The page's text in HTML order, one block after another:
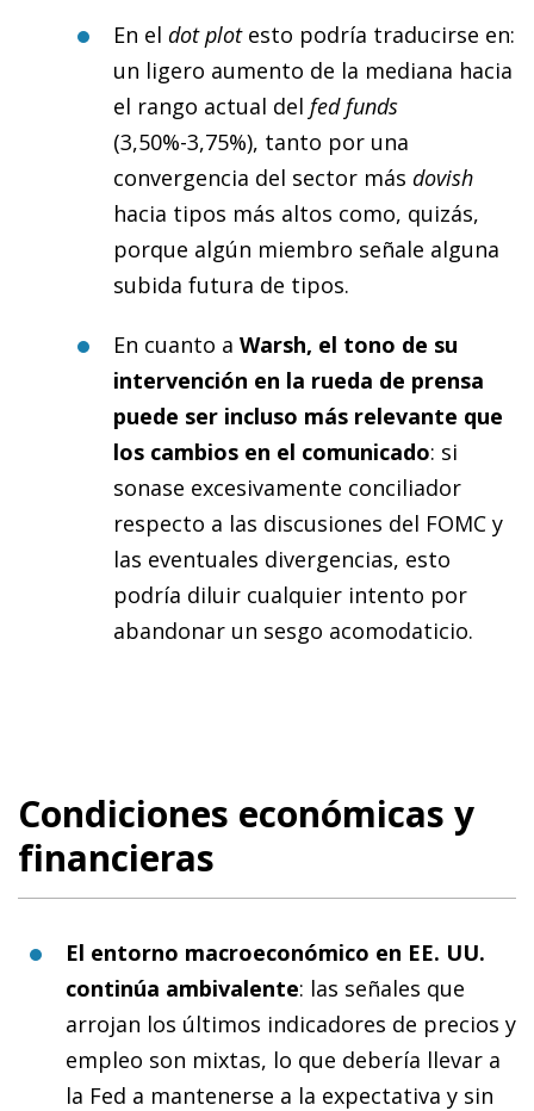
En el dot plotesto podría traducirse en:
un ligero aumento de la mediana hacia
el rango actual del fed funds
(3,50%-3,75%), tanto por una
convergencia del sector más dovish
hacia tipos más altos como, quizás,
porque algún miembro señale alguna
subida futura de tipos.
En cuanto a Warsh, el tono de su
intervención en la rueda de prensa
puede ser incluso más relevante que
los cambios en el comunicado: si
sonase excesivamente conciliador
respecto a las discusiones del FOMC y
las eventuales divergencias, esto
podría diluir cualquier intento por
abandonar un sesgo acomodaticio.
Condiciones económicas y
financieras
El entorno macroeconómico en EE. UU.
continúa ambivalente: las señales que
arrojan los últimos indicadores de precios y
empleo son mixtas, lo que debería llevar a
la Fed a mantenerse a la expectativa y sin